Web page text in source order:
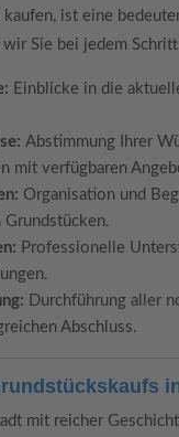
kaufen, ist eine
Sie bei jedem
Einblicke in die
Abstimmung Ihrer
mit verfügbaren
Organisation und
Grundstücken.
Professionelle
Durchführung aller
Abschluss.
mit reicher